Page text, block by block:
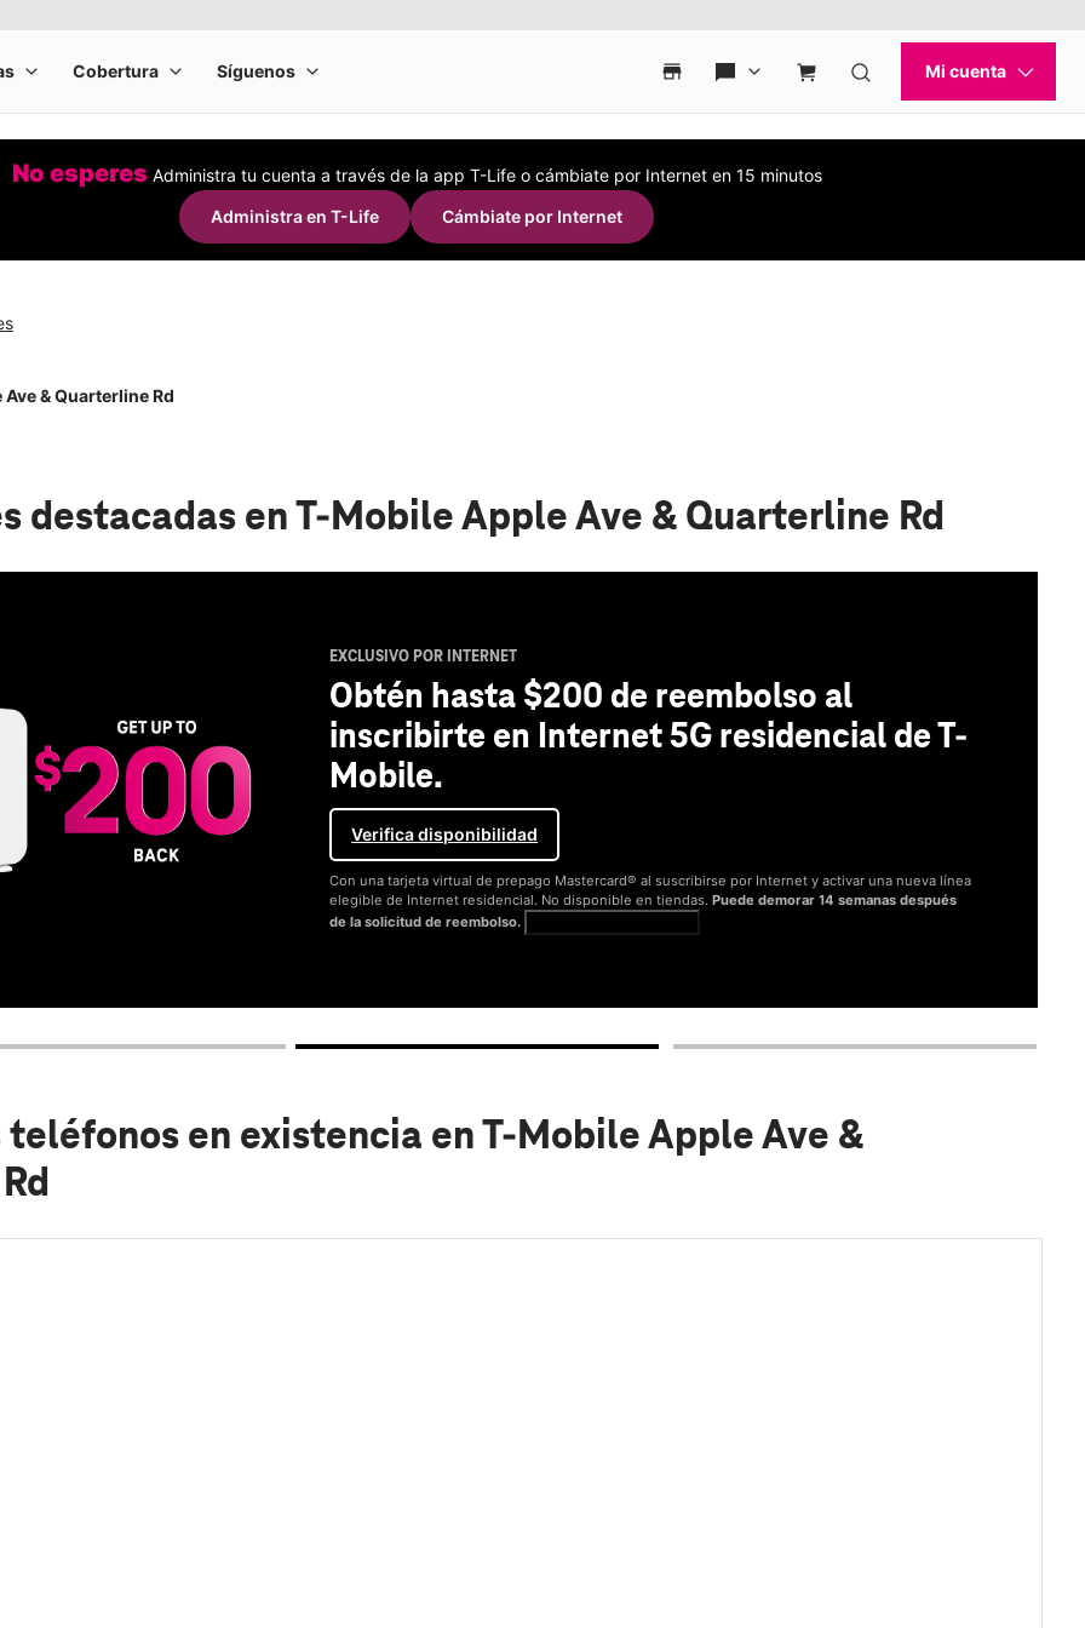
No esperes Administra tu cuenta a través de la app T-Life o cámbiate por Internet en 15 minutos
Administra en T-Life
Cámbiate por Internet
& Quarterline Rd
destacadas en T-Mobile Apple Ave & Quarterline Rd
EXCLUSIVO POR INTERNET
Obtén hasta $200 de reembolso al
inscribirte en Internet 5G residencial de T-
Mobile.
Verifica disponibilidad
Con una tarjeta virtual de prepago Mastercard® al suscribirse por Internet y activar una nueva línea
elegible de Internet residencial. No disponible en tiendas.Puede demorar 14 semanas después
de la solicitud de reembolso.
teléfonos en existencia en T-Mobile Apple Ave &